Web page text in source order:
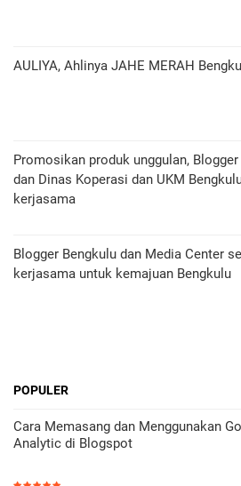
AULIYA, Ahlinya JAHE MERAH
Promosikan produk unggulan,
dan Dinas Koperasi dan UKM
kerjasama
Blogger Bengkulu dan Media Center
kerjasama untuk kemajuan Bengkulu
POPULER
Cara Memasang dan Menggunakan
Analytic di Blogspot